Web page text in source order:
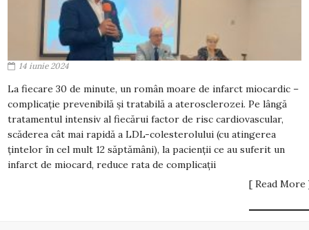
14 iunie 2024
La fiecare 30 de minute, un român moare de infarct miocardic –
complicație prevenibilă și tratabilă a aterosclerozei. Pe lângă
tratamentul intensiv al fiecărui factor de risc cardiovascular,
scăderea cât mai rapidă a LDL-colesterolului (cu atingerea
țintelor în cel mult 12 săptămâni), la pacienții ce au suferit un
infarct de miocard, reduce rata de complicații
[ Read More